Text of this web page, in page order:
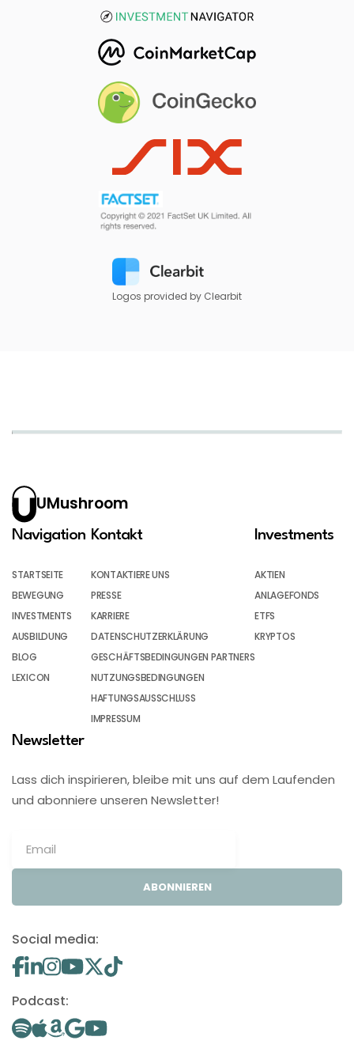
Logos provided by Clearbit
UMushroom
Navigation
STARTSEITE
BEWEGUNG
INVESTMENTS
AUSBILDUNG
BLOG
LEXICON
Kontakt
KONTAKTIERE UNS
PRESSE
KARRIERE
DATENSCHUTZERKLÄRUNG
GESCHÄFTSBEDINGUNGEN PARTNERS
NUTZUNGSBEDINGUNGEN
HAFTUNGSAUSSCHLUSS
IMPRESSUM
Investments
AKTIEN
ANLAGEFONDS
ETFS
KRYPTOS
Newsletter
Lass dich inspirieren, bleibe mit uns auf dem Laufenden
und abonniere unseren Newsletter!
ABONNIEREN
Social media:
Podcast: